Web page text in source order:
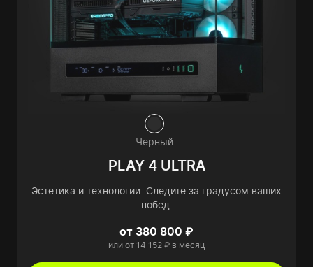
Черный
PLAY 4 ULTRA
Эстетика и технологии. Следите за градусом ваших
побед.
от 380 800 ₽
или от 14 152 ₽ в месяц